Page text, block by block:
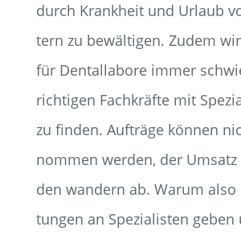
durch Krank­heit und Urlaub
tern zu bewäl­ti­gen. Zudem
für Den­tal­la­bo­re immer
rich­ti­gen Fach­kräf­te mit
zu fin­den. Auf­trä­ge kön­nen
nom­men wer­den, der
den wan­dern ab. War­um
tun­gen an Spe­zia­lis­ten geben